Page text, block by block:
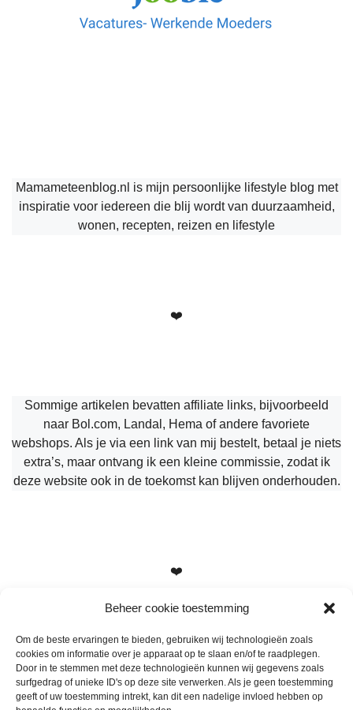
Beheer cookie toestemming
Om de beste ervaringen te bieden, gebruiken wij technologieën zoals
cookies om informatie over je apparaat op te slaan en/of te raadplegen.
Door in te stemmen met deze technologieën kunnen wij gegevens zoals
surfgedrag of unieke ID's op deze site verwerken. Als je geen toestemming
geeft of uw toestemming intrekt, kan dit een nadelige invloed hebben op
Mamameteenblog.nl is mijn persoonlijke lifestyle blog met
inspiratie voor iedereen die blij wordt van duurzaamheid,
wonen, recepten, reizen en lifestyle
❤️
Sommige artikelen bevatten affiliate links, bijvoorbeeld
naar Bol.com, Landal, Hema of andere favoriete
webshops. Als je via een link van mij bestelt, betaal je niets
extra’s, maar ontvang ik een kleine commissie, zodat ik
deze website ook in de toekomst kan blijven onderhouden.
❤️
Heb je vragen, suggesties of tips? Stuur me een berichtje
info@mamameteenblog.nl